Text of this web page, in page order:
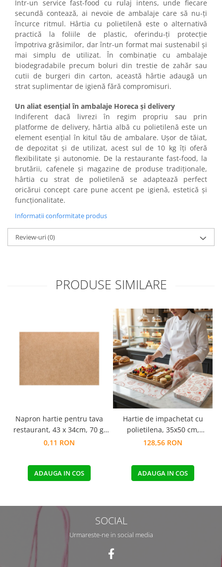
Într-un service fast-food cu rulaj intens, unde fiecare
secundă contează, ai nevoie de ambalaje care să nu-ți
încurce ritmul. Hârtia cu polietilenă este o alternativă
practică la foliile de plastic, oferindu-ți protecție
împotriva grăsimilor, dar într-un format mai sustenabil și
mai simplu de utilizat. În combinație cu ambalaje
biodegradabile precum boluri din trestie de zahăr sau
cutii de burgeri din carton, această hârtie adaugă un
strat suplimentar de igienă fără compromisuri.
Un aliat esențial în ambalaje Horeca și delivery
Indiferent dacă livrezi în regim propriu sau prin
platforme de delivery, hârtia albă cu polietilenă este un
element esențial în kitul tău de ambalare. Ușor de tăiat,
de depozitat și de utilizat, acest sul de 10 kg îți oferă
flexibilitate și autonomie. De la restaurante fast-food, la
brutării, cafenele și magazine de produse tradiționale,
hârtia cu strat de polietilenă se adaptează perfect
oricărui concept care pune accent pe igienă, estetică și
funcționalitate.
Informatii conformitate produs
Review-uri(0)
PRODUSE SIMILARE
Napron hartie pentru tava
restaurant, 43 x 34cm, 70 g,
kraft natur, 1000 coli-set
0,11 RON
ADAUGA IN COS
Hartie de impachetat cu
polietilena, 35x50 cm,
60+10g, cutie de 10 kg
128,56 RON
ADAUGA IN COS
SOCIAL
Urmareste-ne in social media